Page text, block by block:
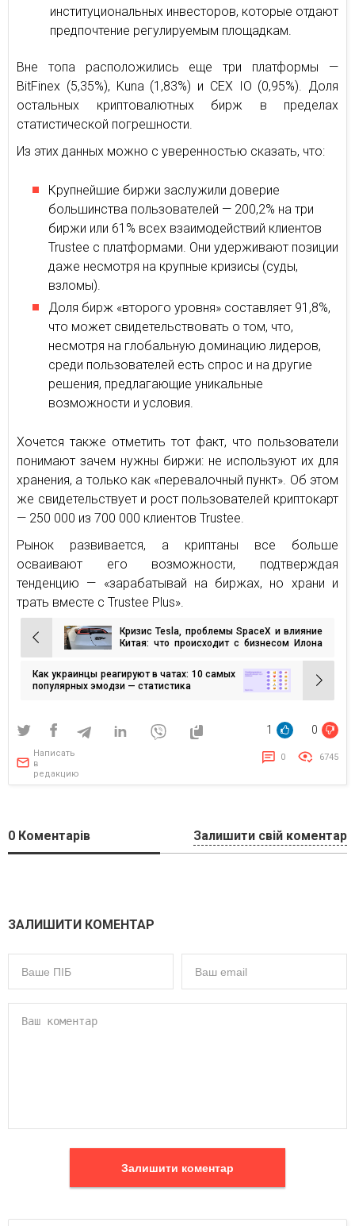
институциональных инвесторов, которые отдают
предпочтение регулируемым площадкам.
Вне топа расположились еще три платформы —
BitFinex (5,35%), Kuna (1,83%) и CEX IO (0,95%). Доля
остальных криптовалютных бирж в пределах
статистической погрешности.
Из этих данных можно с уверенностью сказать, что:
Крупнейшие биржи заслужили доверие
большинства пользователей — 200,2% на три
биржи или 61% всех взаимодействий клиентов
Trustee с платформами. Они удерживают позиции
даже несмотря на крупные кризисы (суды,
взломы).
Доля бирж «второго уровня» составляет 91,8%,
что может свидетельствовать о том, что,
несмотря на глобальную доминацию лидеров,
среди пользователей есть спрос и на другие
решения, предлагающие уникальные
возможности и условия.
Хочется также отметить тот факт, что пользователи
понимают зачем нужны биржи: не используют их для
хранения, а только как «перевалочный пункт». Об этом
же свидетельствует и рост пользователей криптокарт
— 250 000 из 700 000 клиентов Trustee.
Рынок развивается, а криптаны все больше
осваивают его возможности, подтверждая
тенденцию — «зарабатывай на биржах, но храни и
трать вместе с Trustee Plus».
Навигация
по
записям
Кризис Tesla, проблемы SpaceX и влияние
Китая: что происходит с бизнесом Илона
Как украинцы реагируют в чатах: 10 самых
популярных эмодзи — статистика
1 0
Написать
в
редакцию
0 6745
0 Коментарів Залишити свій коментар
ЗАЛИШИТИ КОМЕНТАР
Залишити коментар